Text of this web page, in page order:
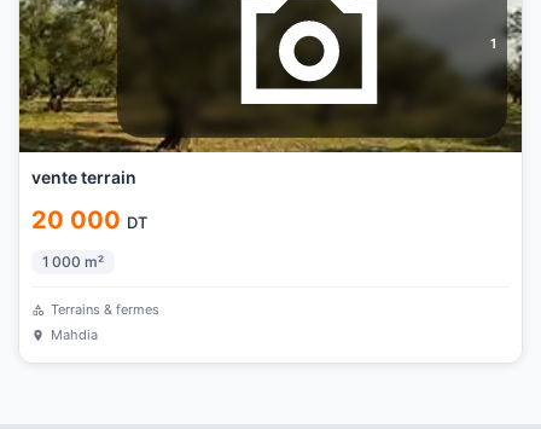
1
vente terrain
20 000 DT
1 000 m²
Terrains & fermes
Mahdia